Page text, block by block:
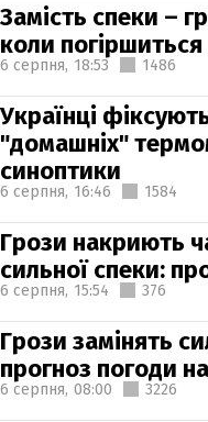
Замість спеки –
коли
6 серпня, 18:53 1486
Українці
"домашніх"
синоптики
6 серпня, 16:46 1584
Грози накриють
сильної спеки:
6 серпня, 15:54 376
Грози замінять
прогноз погоди
6 серпня, 08:00 3226